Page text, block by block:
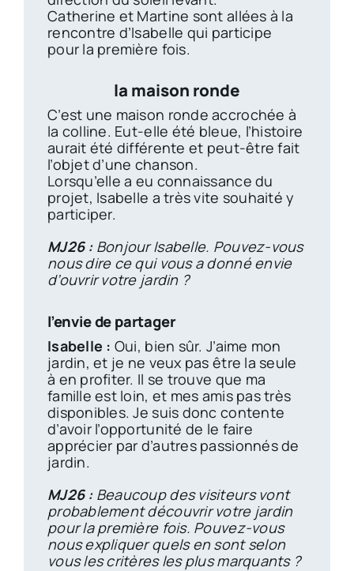
Catherine et Martine sont allées à la
rencontre d’Isabelle qui participe
pour la première fois.
la maison ronde
C’est une maison ronde accrochée à
la colline. Eut-elle été bleue, l’histoire
aurait été différente et peut-être fait
l’objet d’une chanson.
Lorsqu’elle a eu connaissance du
projet, Isabelle a très vite souhaité y
participer.
MJ26 :Bonjour Isabelle. Pouvez-vous
nous dire ce qui vous a donné envie
d’ouvrir votre jardin ?
l’envie de partager
Isabelle : Oui, bien sûr. J’aime mon
jardin, et je ne veux pas être la seule
à en profiter. Il se trouve que ma
famille est loin, et mes amis pas très
disponibles. Je suis donc contente
d’avoir l’opportunité de le faire
apprécier par d’autres passionnés de
jardin.
MJ26 :Beaucoup des visiteurs vont
probablement découvrir votre jardin
pour la première fois. Pouvez-vous
nous expliquer quels en sont selon
vous les critères les plus marquants ?